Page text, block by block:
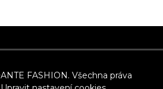
FASHION. Všechna práva